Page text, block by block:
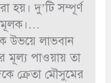
হয়। দু’টি সম্পূর্ণ
উভয়ে লাভবান
পাওয়ায় তা
ক্রেতা মৌসুমের